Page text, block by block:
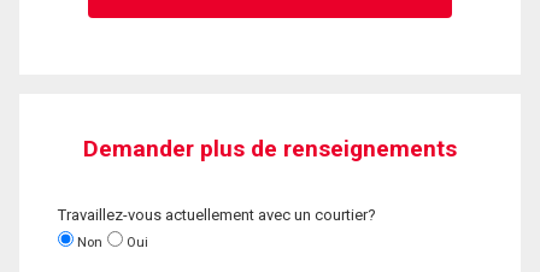
Demander plus de renseignements
Travaillez-vous actuellement avec un courtier?
Non Oui